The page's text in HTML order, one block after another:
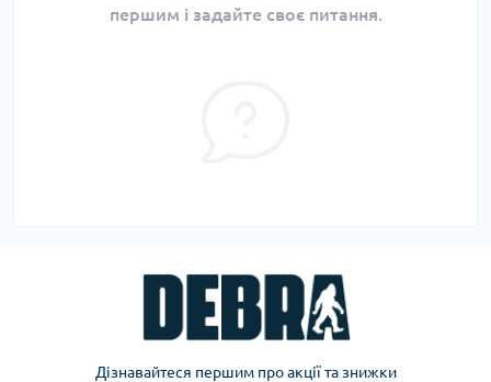
першим і задайте своє питання.
Дізнавайтеся першим про акції та знижки